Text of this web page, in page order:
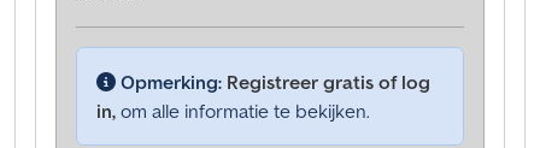
Opmerking: Registreer gratis of log
in, om alle informatie te bekijken.